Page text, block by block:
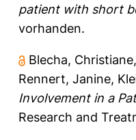
patient with short
vorhanden.
Blecha, Christiane,
Rennert, Janine,
Involvement in a
Research and